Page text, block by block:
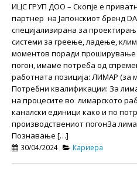
ИЦС ГРУП ДОО – Скопје e
партнер на Јапонскиот бренд
специјализирана за
системи за греење, ладење,
моментов поради проширување
погон, имаме потреба од
работната позиција: ЛИМАР (за
Потребни квалификации: За
на процесите во лимарското
каналски единици како и по
производствениот погонЗа
Познавање […]
30/04/2024 Кариера